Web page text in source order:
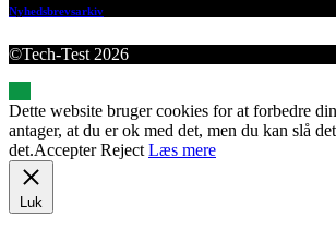
Nyhedsbrevsarkiv
©Tech-Test 2026
Dette website bruger cookies for at forbedre
antager, at du er ok med det, men du kan slå
det.Accepter Reject Læs mere
Luk